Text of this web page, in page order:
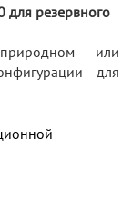
для резервного
или
для